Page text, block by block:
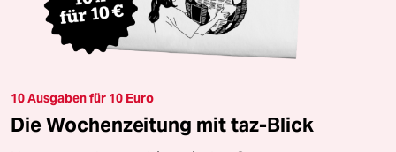
10 Ausgaben für 10 Euro
Die Wochenzeitung mit taz-Blick